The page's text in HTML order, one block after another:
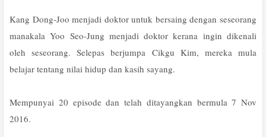
Kang Dong-Joo menjadi doktor untuk bersaing dengan seseorang
manakala Yoo Seo-Jung menjadi doktor kerana ingin dikenali
oleh seseorang. Selepas berjumpa Cikgu Kim, mereka mula
belajar tentang nilai hidup dan kasih sayang.
Mempunyai 20 episode dan telah ditayangkan bermula 7 Nov
2016.